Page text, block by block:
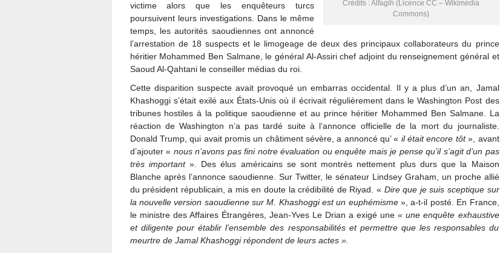
Crédits : Alfagih (Licence CC – Wikimédia
Commons)
victime alors que les enquêteurs turcs
poursuivent leurs investigations. Dans le même
temps, les autorités saoudiennes ont annoncé
l’arrestation de 18 suspects et le limogeage de deux des principaux collaborateurs du prince
héritier Mohammed Ben Salmane, le général Al-Assiri chef adjoint du renseignement général et
Saoud Al-Qahtani le conseiller médias du roi.
Cette disparition suspecte avait provoqué un embarras occidental. Il y a plus d’un an, Jamal
Khashoggi s’était exilé aux États-Unis où il écrivait régulièrement dans le Washington Post des
tribunes hostiles à la politique saoudienne et au prince héritier Mohammed Ben Salmane. La
réaction de Washington n’a pas tardé suite à l’annonce officielle de la mort du journaliste.
Donald Trump, qui avait promis un châtiment sévère, a annoncé qu’ « il étaitencore tôt», avant
d’ajouter « nous n’avons pas fini notre évaluation ou enquête mais je pense qu’il s’agit d’un pas
très important». Des élus américains se sont montrés nettement plus durs que la Maison
Blanche après l’annonce saoudienne. Sur Twitter, le sénateur Lindsey Graham, un proche allié
du président républicain, a mis en doute la crédibilité de Riyad. « Dire que je suis sceptique sur
la nouvelle version saoudienne sur M. Khashoggi est un euphémisme», a-t-il posté. En France,
le ministre des Affaires Étrangères, Jean-Yves Le Drian a exigé une« une enquête exhaustive
et diligente pour établir l’ensemble des responsabilités et permettre que les responsables du
meurtre de Jamal Khashoggi répondent de leurs actes ».